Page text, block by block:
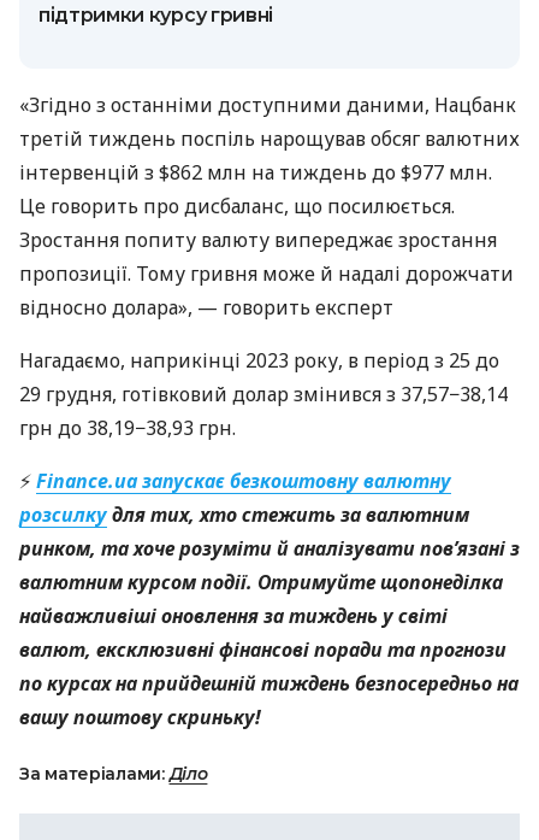
підтримки курсу гривні
«Згідно з останніми доступними даними, Нацбанк
третій тиждень поспіль нарощував обсяг валютних
інтервенцій з $862 млн на тиждень до $977 млн.
Це говорить про дисбаланс, що посилюється.
Зростання попиту валюту випереджає зростання
пропозиції. Тому гривня може й надалі дорожчати
відносно долара», — говорить експерт
Нагадаємо, наприкінці 2023 року, в період з 25 до
29 грудня, готівковий долар змінився з 37,57−38,14
грн до 38,19−38,93 грн.
⚡Finance.ua запускає безкоштовну валютну
розсилкудля тих, хто стежить за валютним
ринком, та хоче розуміти й аналізувати пов’язані з
валютним курсом події. Отримуйте щопонеділка
найважливіші оновлення за тиждень у світі
валют, ексклюзивні фінансові поради та прогнози
по курсах на прийдешній тиждень безпосередньо на
вашу поштову скриньку!
За матеріалами:Діло